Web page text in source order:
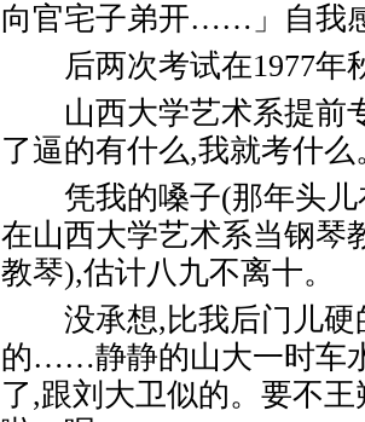
向官宅子弟开……」自我
后两次考试在1977
山西大学艺术系提前
了逼的有什么,我就考什
凭我的嗓子(那年头
在山西大学艺术系当钢琴
教琴),估计八九不离十。
没承想,比我后门儿
的……静静的山大一时车
了,跟刘大卫似的。要不